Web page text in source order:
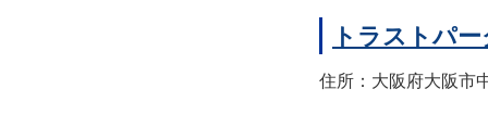
トラストパ
住所：大阪府大阪市